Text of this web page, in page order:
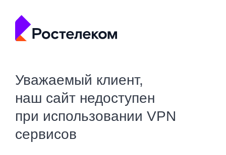
Уважаемый клиент,
наш сайт недоступен
при использовании VPN
сервисов